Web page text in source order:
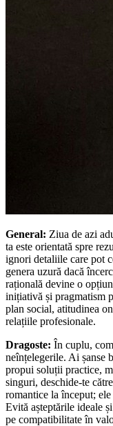
General: Ziua de azi
ta este orientată spre
ignori detaliile care pot
genera uzură dacă
rațională devine o
inițiativă și pragmatism
plan social, atitudinea
relațiile profesionale.
Dragoste: În cuplu,
neînțelegerile. Ai șanse
propui soluții practice,
singuri, deschide-te
romantice la început;
Evită așteptările ideale
pe compatibilitate în